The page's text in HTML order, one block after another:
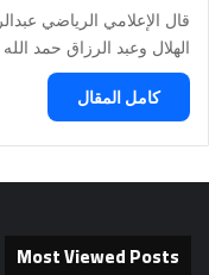
قال الإعلامي الرياضي
الهلال وعبد الرزاق حمد الله هو 2,700,000 ريال سعودي
كامل المقال
Most Viewed Posts